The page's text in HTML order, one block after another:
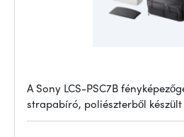
A Sony LCS-PSC7B
strapabíró, poliészterből